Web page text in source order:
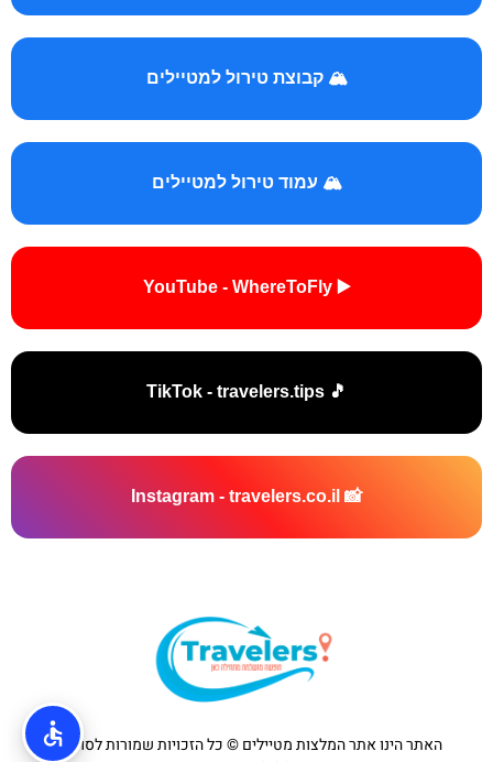
🏔️ קבוצת טירול למטיילים
🏔️ עמוד טירול למטיילים
▶️ YouTube - WhereToFly
🎵 TikTok - travelers.tips
📸 Instagram - travelers.co.il
האתר הינו אתר המלצות מטיילים © כל הזכויות שמורות לסוכנות